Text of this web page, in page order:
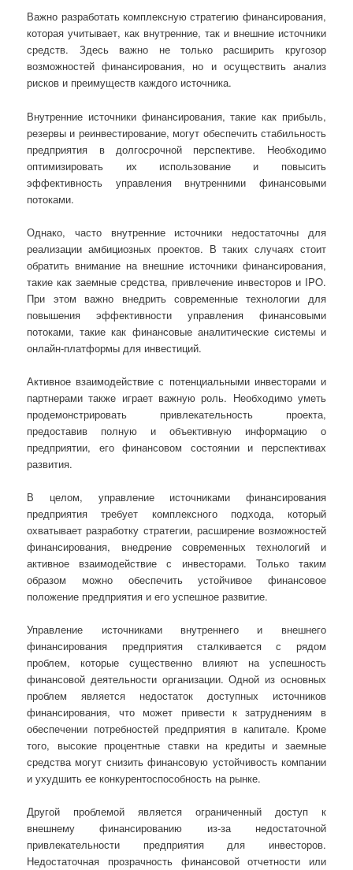
Важно разработать комплексную стратегию финансирования,
которая учитывает, как внутренние, так и внешние источники
средств. Здесь важно не только расширить кругозор
возможностей финансирования, но и осуществить анализ
рисков и преимуществ каждого источника.
Внутренние источники финансирования, такие как прибыль,
резервы и реинвестирование, могут обеспечить стабильность
предприятия в долгосрочной перспективе. Необходимо
оптимизировать их использование и повысить
эффективность управления внутренними финансовыми
потоками.
Однако, часто внутренние источники недостаточны для
реализации амбициозных проектов. В таких случаях стоит
обратить внимание на внешние источники финансирования,
такие как заемные средства, привлечение инвесторов и IPO.
При этом важно внедрить современные технологии для
повышения эффективности управления финансовыми
потоками, такие как финансовые аналитические системы и
онлайн-платформы для инвестиций.
Активное взаимодействие с потенциальными инвесторами и
партнерами также играет важную роль. Необходимо уметь
продемонстрировать привлекательность проекта,
предоставив полную и объективную информацию о
предприятии, его финансовом состоянии и перспективах
развития.
В целом, управление источниками финансирования
предприятия требует комплексного подхода, который
охватывает разработку стратегии, расширение возможностей
финансирования, внедрение современных технологий и
активное взаимодействие с инвесторами. Только таким
образом можно обеспечить устойчивое финансовое
положение предприятия и его успешное развитие.
Управление источниками внутреннего и внешнего
финансирования предприятия сталкивается с рядом
проблем, которые существенно влияют на успешность
финансовой деятельности организации. Одной из основных
проблем является недостаток доступных источников
финансирования, что может привести к затруднениям в
обеспечении потребностей предприятия в капитале. Кроме
того, высокие процентные ставки на кредиты и заемные
средства могут снизить финансовую устойчивость компании
и ухудшить ее конкурентоспособность на рынке.
Другой проблемой является ограниченный доступ к
внешнему финансированию из-за недостаточной
привлекательности предприятия для инвесторов.
Недостаточная прозрачность финансовой отчетности или